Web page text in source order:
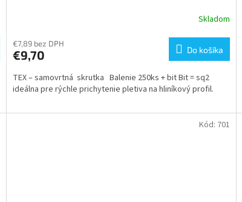
Skladom
€7,89 bez DPH
€9,70 Do košíka
TEX – samovrtná skrutka Balenie 250ks + bit Bit = sq2
ideálna pre rýchle prichytenie pletiva na hliníkový profil.
Kód: 701